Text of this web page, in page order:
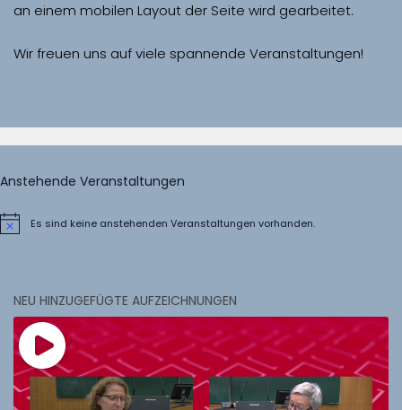
Wir freuen uns auf viele spannende Veranstaltungen!
Anstehende Veranstaltungen
HinweisEs sind keine anstehenden Veranstaltungen vorhanden.
NEU HINZUGEFÜGTE AUFZEICHNUNGEN